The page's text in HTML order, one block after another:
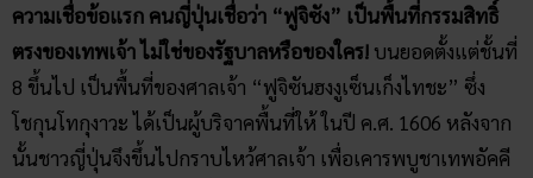
ความเชื่อข้อแรก คนญี่ปุ่นเชื่อว่า “ฟูจิซัง” เป็นพื้นที่กรรมสิทธิ์
ตรงของเทพเจ้า ไม่ใช่ของรัฐบาลหรือของใคร! บนยอดตั้งแต่ชั้นที่
8 ขึ้นไป เป็นพื้นที่ของศาลเจ้า “ฟูจิซันฮงงูเซ็นเก็งไทชะ” ซึ่ง
โชกุนโทกุงาวะ ได้เป็นผู้บริจาคพื้นที่ให้ ในปี ค.ศ. 1606 หลังจาก
นั้นชาวญี่ปุ่นจึงขึ้นไปกราบไหว้ศาลเจ้า เพื่อเคารพบูชาเทพอัคคี